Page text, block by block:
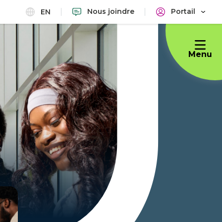
EN Nous joindre Portail
Menu